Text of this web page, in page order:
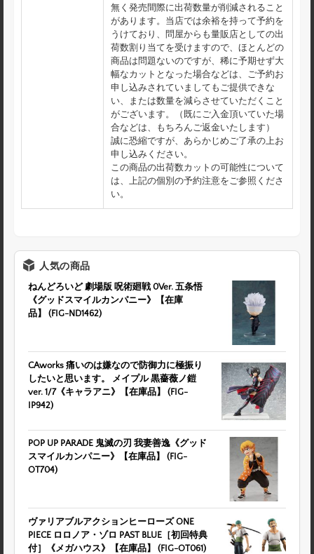
無く発売間際に出荷数量が削減されること
があります。当店では余裕を持って予約を
うけており、問屋からも量販店としての出
荷数割り当てを受けますので、ほとんどの
商品は問題ないのですが、稀に予期せず大
幅なカットとなった場合などは、ご予約お
申し込みされていましてもご提供できな
い、または数量を減らさせていただくこと
がございます。（既にご入金頂いていた場
合などは、もちろんご返金いたします）
誠に恐縮ですが、あらかじめご了承の上お
申し込みください。
この商品の出荷数カットの可能性について
は、上記の個別の予約注意をご参照くださ
い。
人気の商品
ねんどろいど 劇場版 呪術廻戦 0Ver. 五条悟
《グッドスマイルカンパニー》【在庫
品】 (FIG-ND1462)
CAworks 痛いのは嫌なので防御力に極振り
したいと思います。 メイプル 黒薔薇ノ鎧
ver. 1/7《キャラアニ》【在庫品】 (FIG-
IP942)
POP UP PARADE 鬼滅の刃 我妻善逸《グッド
スマイルカンパニー》【在庫品】 (FIG-
OT704)
ヴァリアブルアクションヒーローズ ONE
PIECE ロロノア・ゾロ PAST BLUE［初回特典
付］《メガハウス》【在庫品】 (FIG-OT061)